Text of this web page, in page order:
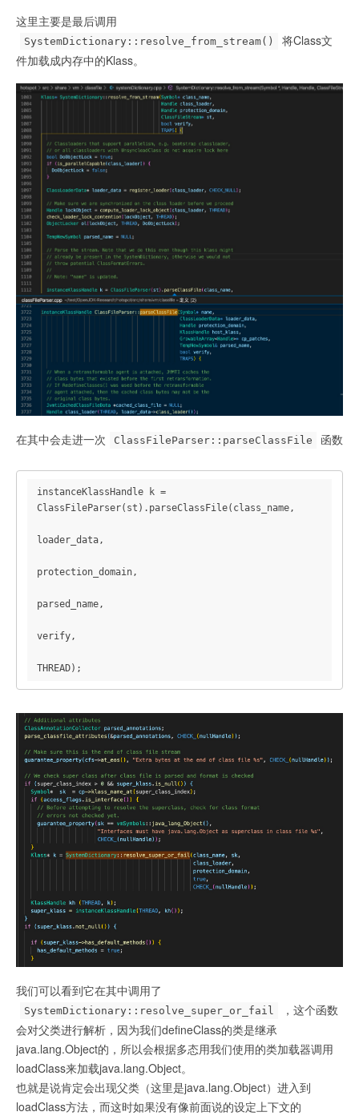
  PerfClassTraceTime
vmtimer(ClassLoader::perf_define_appclass_time(),
ClassLoader::perf_define_appclass_selftime(),
ClassLoader::perf_define_appclasses(),
                             jt-
>get_thread_stat()->perf_recursion_counts_addr(),
                             jt-
>get_thread_stat()->perf_timers_addr(),
PerfClassTraceTime::DEFINE_CLASS);
  if (UsePerfData) {
    ClassLoader::perf_app_classfile_bytes_read()-
  }
initialization can take place
.class stream has to be made.
  TempNewSymbol class_name = NULL;
  if (name != NULL) {
    if (str_len > Symbol::max_length()) {
      // into the constant pool.
ror(), name);
    //为类创建符号
str_len, CHECK_NULL);
  ClassFileStream st((u1*) buf, len, (char
JNIHandles::resolve(loader));
  if (UsePerfData) {
    is_lock_held_by_thread(class_loader,
ClassLoader::sync_JVMDefineClassLockFreeCounter(),
                           THREAD);
  }
  Handle protection_domain (THREAD,
JNIHandles::resolve(pd));
  //从字节文件中为该类解析创建一个klassOop对象，表示Java
  klassOop k =
SystemDictionary::resolve_from_stream(class_name,
class_loader,
verify != 0,
  if (TraceClassResolution && k != NULL) {
    trace_class_resolution(k);
  }
这里主要是最后调用
SystemDictionary::resolve_from_stream()
将Class文
件加载成内存中的Klass。
在其中会走进一次 ClassFileParser::parseClassFile 函数
instanceKlassHandle k =
ClassFileParser(st).parseClassFile(class_name,
loader_data,
protection_domain,
parsed_name,
verify,
THREAD);
我们可以看到它在其中调用了
SystemDictionary::resolve_super_or_fail
，这个函数
会对父类进行解析，因为我们defineClass的类是继承
java.lang.Object的，所以会根据多态用我们使用的类加载器调用
loadClass来加载java.lang.Object。
也就是说肯定会出现父类（这里是java.lang.Object）进入到
loadClass方法，而这时如果没有像前面说的设定上下文的